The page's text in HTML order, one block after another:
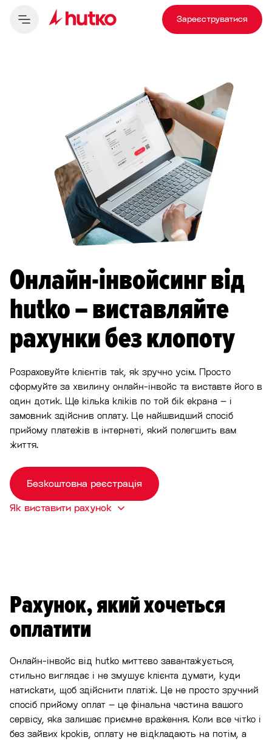
Зареєструватися
Онлайн-інвойсинг від
hutko – виставляйте
рахунки без клопоту
Розраховуйте клієнтів так, як зручно усім. Просто
сформуйте за хвилину онлайн-інвойс та виставте його в
один дотик. Ще кілька кліків по той бік екрана – і
замовник здійснив оплату. Це найшвидший спосіб
прийому платежів в інтернеті, який полегшить вам
життя.
Безкоштовна реєстрація
Як виставити рахунок
Рахунок, який хочеться
оплатити
Онлайн-інвойс від hutko миттєво завантажується,
стильно виглядає і не змушує клієнта думати, куди
натискати, щоб здійснити платіж. Це не просто зручний
спосіб прийому оплат – це фінальна частина вашого
сервісу, яка залишає приємне враження. Коли все чітко і
без зайвих кроків, оплату не відкладають на потім, а